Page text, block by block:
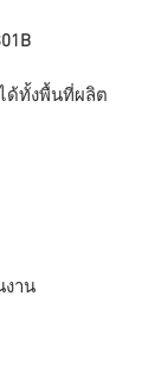
ด้ทั้งพื้นที่ผลิต
งาน